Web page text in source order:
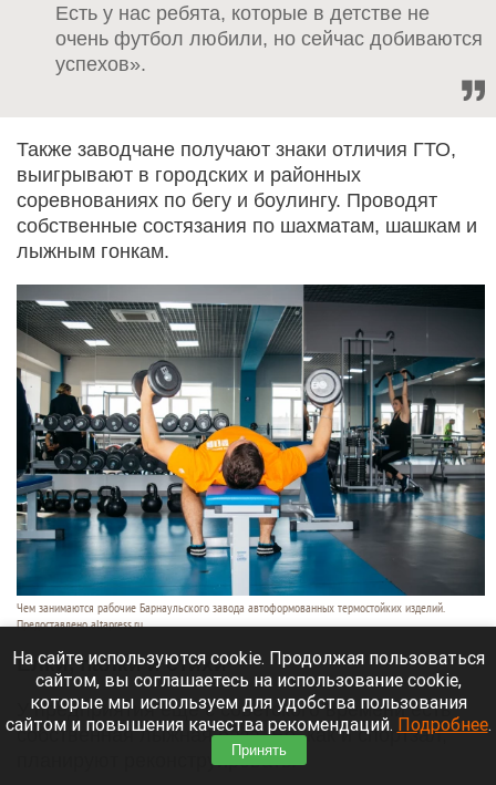
Есть у нас ребята, которые в детстве не
очень футбол любили, но сейчас добиваются
успехов».
Также заводчане получают знаки отличия ГТО,
выигрывают в городских и районных
соревнованиях по бегу и боулингу. Проводят
собственные состязания по шахматам, шашкам и
лыжным гонкам.
Чем занимаются рабочие Барнаульского завода автоформованных термостойких изделий.
Предоставлено altapress.ru
Елки, палки и стихи
У предприятия еще с советского времени есть
собственная лыжная база. Ее, как и спортзал,
планируют реконструировать.
На сайте используются cookie. Продолжая пользоваться
сайтом, вы соглашаетесь на использование cookie,
которые мы используем для удобства пользования
сайтом и повышения качества рекомендаций. Подробнее.
Принять